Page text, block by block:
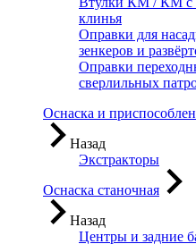
клинья
Оправки для
зенкеров и
Оправки
сверлильных
Оснаска и
Назад
Экстракторы
Оснаска станочная
Назад
Центры и задние